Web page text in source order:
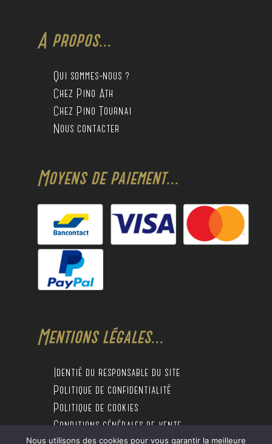
A propos...
Qui sommes-nous ?
Chez Pino Ath
Chez Pino Tournai
Nous contacter
Moyens de paiement...
Mentions légales...
Identié du responsable du site
Politique de confidentialité
Politique de cookies
Conditions générales de vente
Nous utilisons des cookies pour vous garantir la meilleure